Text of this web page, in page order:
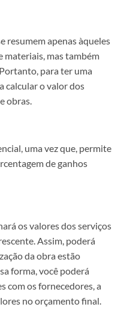
resumem apenas àqueles
materiais, mas também
para ter uma
calcular o valor dos
obras.
uma vez que, permite
de ganhos
os valores dos serviços
Assim, poderá
da obra estão
forma, você poderá
com os fornecedores, a
no orçamento final.